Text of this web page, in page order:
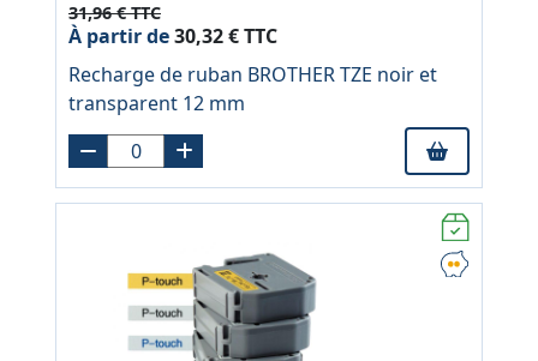
31,96 € TTC
À partir de30,32 € TTC
Recharge de ruban BROTHER TZE noir et
transparent 12 mm